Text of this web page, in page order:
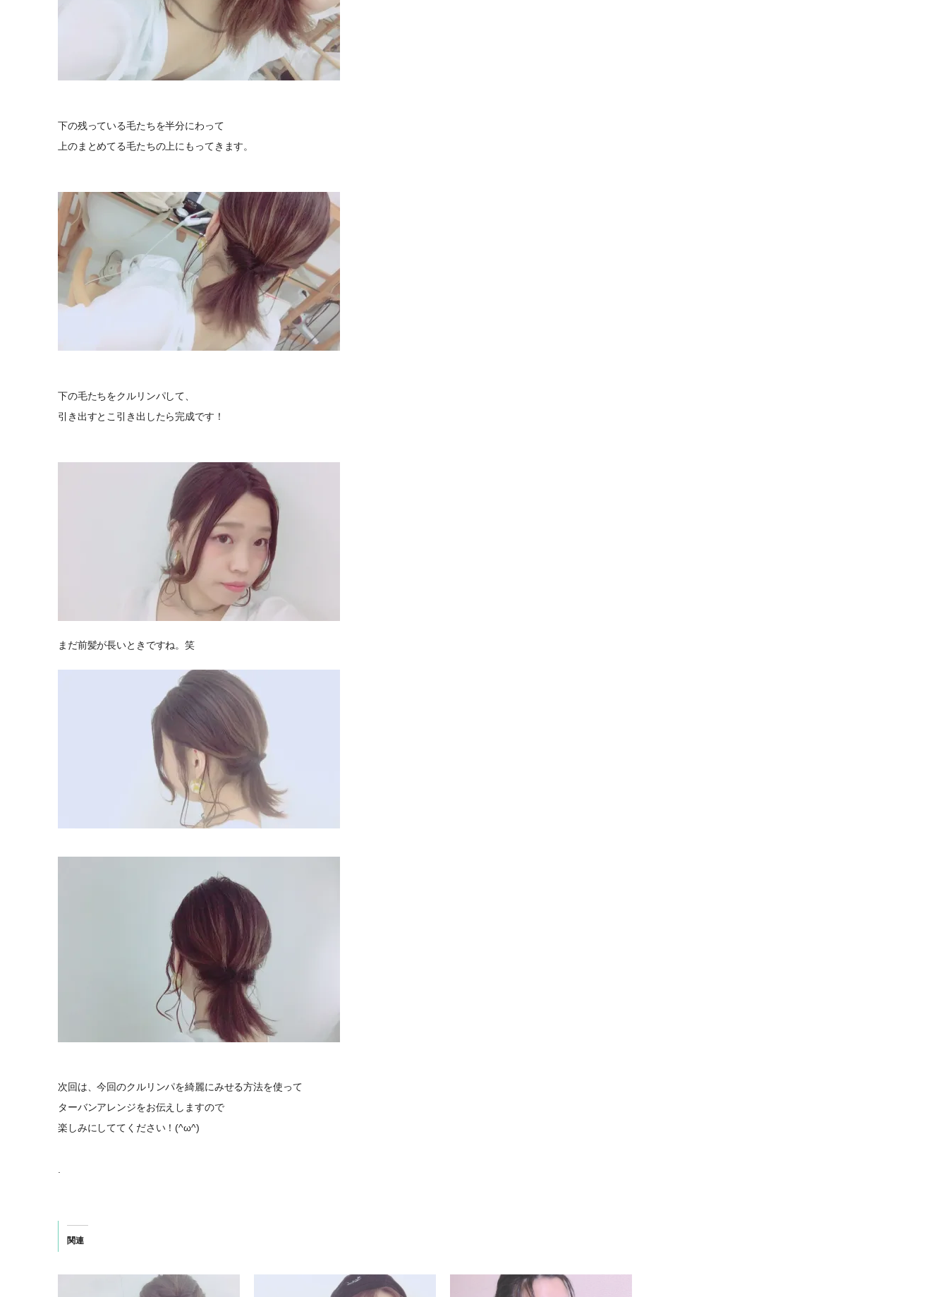
下の残っている毛たちを半分にわって
上のまとめてる毛たちの上にもってきます。
下の毛たちをクルリンパして、
引き出すとこ引き出したら完成です！
まだ前髪が長いときですね。笑
次回は、今回のクルリンパを綺麗にみせる方法を使って
ターバンアレンジをお伝えしますので
楽しみにしててください！(^ω^)
.
関連